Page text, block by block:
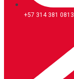
+57 314 381 0813